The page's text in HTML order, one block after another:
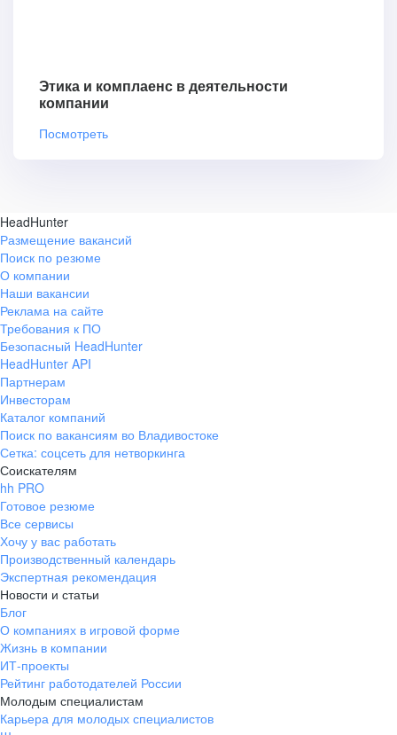
Этика и комплаенс в деятельности
компании
Посмотреть
HeadHunter
Размещение вакансий
Поиск по резюме
О компании
Наши вакансии
Реклама на сайте
Требования к ПО
Безопасный HeadHunter
HeadHunter API
Партнерам
Инвесторам
Каталог компаний
Поиск по вакансиям во Владивостоке
Сетка: соцсеть для нетворкинга
Соискателям
hh PRO
Готовое резюме
Все сервисы
Хочу у вас работать
Производственный календарь
Экспертная рекомендация
Новости и статьи
Блог
О компаниях в игровой форме
Жизнь в компании
ИТ-проекты
Рейтинг работодателей России
Молодым специалистам
Карьера для молодых специалистов